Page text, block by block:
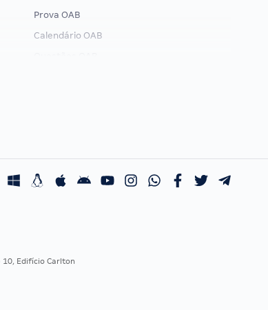
Prova OAB
Calendário OAB
10, Edifício Carlton